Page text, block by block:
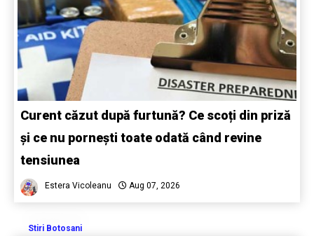
Curent căzut după furtună? Ce scoți din priză
și ce nu pornești toate odată când revine
tensiunea
Estera Vicoleanu Aug 07, 2026
Stiri Botosani